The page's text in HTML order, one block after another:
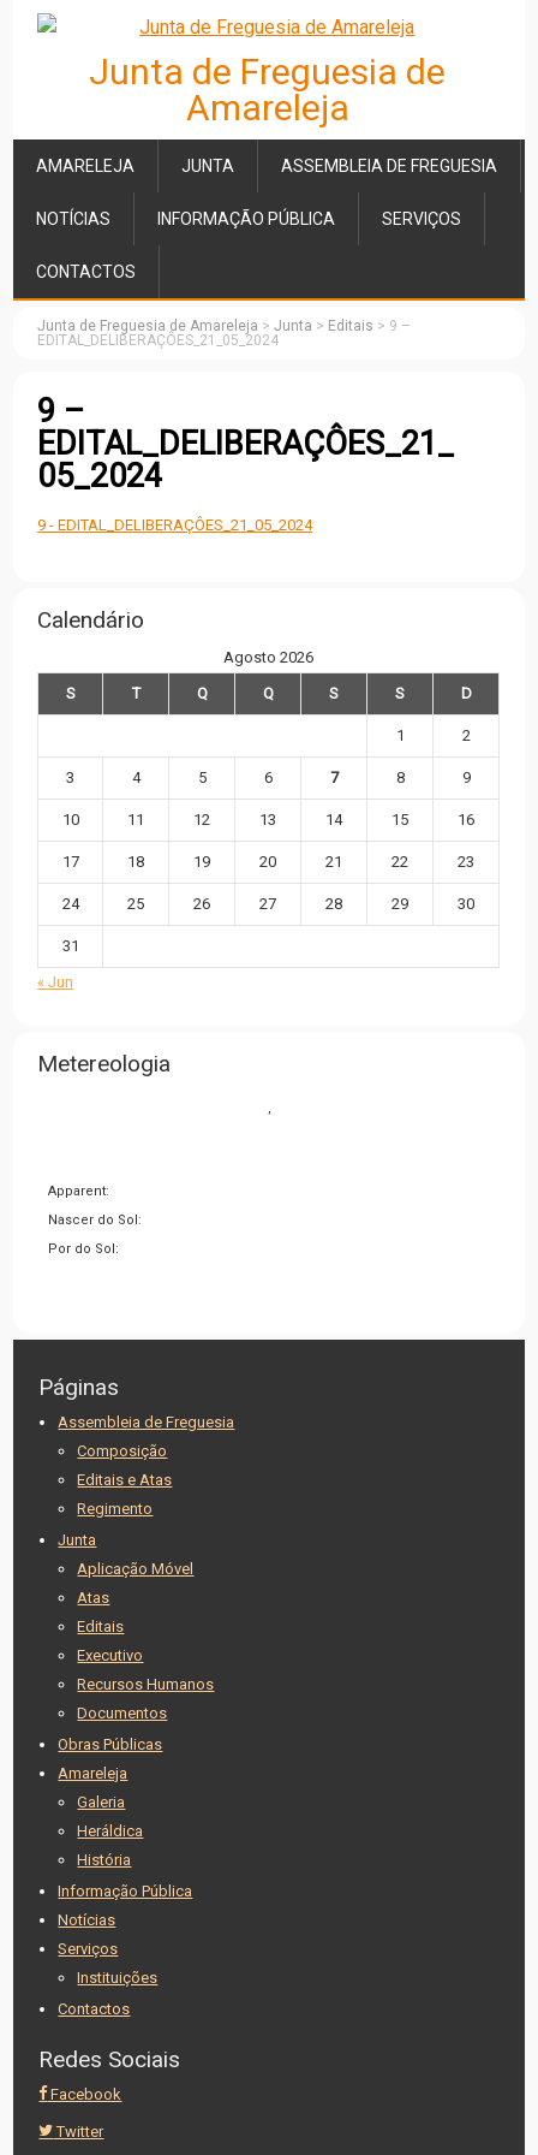
Junta de Freguesia de
Amareleja
AMARELEJA JUNTA ASSEMBLEIA DE FREGUESIA
NOTÍCIAS INFORMAÇÃO PÚBLICA SERVIÇOS
CONTACTOS
Junta de Freguesia de Amareleja >Junta > Editais > 9 –
EDITAL_DELIBERAÇÔES_21_05_2024
9 –
EDITAL_DELIBERAÇÔES_21_
05_2024
9 - EDITAL_DELIBERAÇÔES_21_05_2024
Calendário
Agosto 2026
S
T Q Q S S D
1 2
3 4 5 6 7 8 9
10 11 12 13 14 15 16
17 18 19 20 21 22 23
24 25 26 27 28 29 30
31
« Jun
Metereologia
,
Apparent:
Nascer do Sol:
Por do Sol:
Páginas
Assembleia de Freguesia
Composição
Editais e Atas
Regimento
Junta
Aplicação Móvel
Atas
Editais
Executivo
Recursos Humanos
Documentos
Obras Públicas
Amareleja
Galeria
Heráldica
História
Informação Pública
Notícias
Serviços
Instituições
Contactos
Redes Sociais
Facebook
Twitter